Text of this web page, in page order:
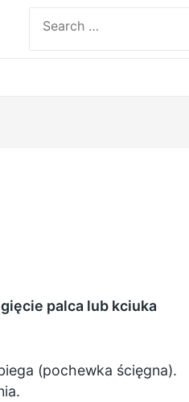
for:
palca lub kciuka
(pochewka ścięgna).